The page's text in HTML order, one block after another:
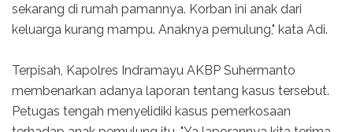
sekarang di rumah pamannya. Korban ini anak dari
keluarga kurang mampu. Anaknya pemulung," kata Adi.
Terpisah, Kapolres Indramayu AKBP Suhermanto
membenarkan adanya laporan tentang kasus tersebut.
Petugas tengah menyelidiki kasus pemerkosaan